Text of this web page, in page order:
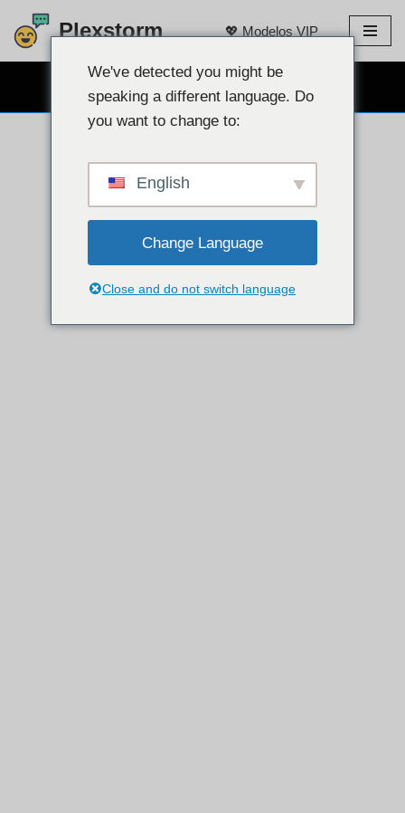
saltar
Plexstorm 💖 Modelos VIP
We've detected you might be
speaking a different language. Do
you want to change to:
English
Change Language
Close and do not switch language